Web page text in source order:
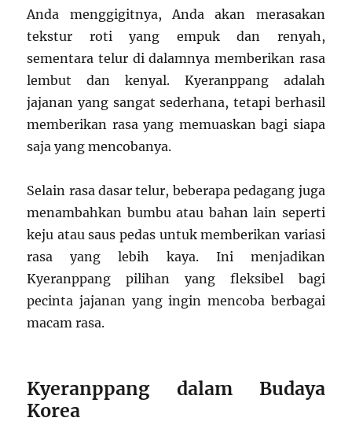
Anda menggigitnya, Anda akan merasakan
tekstur roti yang empuk dan renyah,
sementara telur di dalamnya memberikan rasa
lembut dan kenyal. Kyeranppang adalah
jajanan yang sangat sederhana, tetapi berhasil
memberikan rasa yang memuaskan bagi siapa
saja yang mencobanya.
Selain rasa dasar telur, beberapa pedagang juga
menambahkan bumbu atau bahan lain seperti
keju atau saus pedas untuk memberikan variasi
rasa yang lebih kaya. Ini menjadikan
Kyeranppang pilihan yang fleksibel bagi
pecinta jajanan yang ingin mencoba berbagai
macam rasa.
Kyeranppang dalam Budaya
Korea